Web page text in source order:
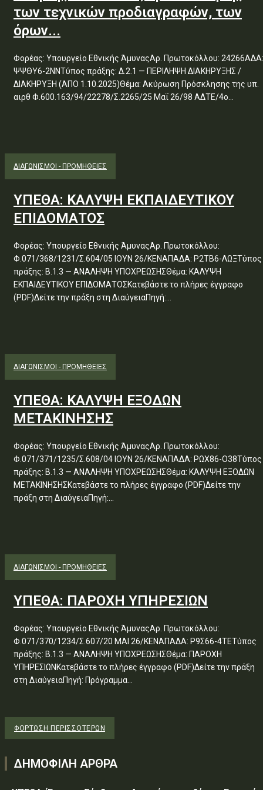
των τεχνικών προδιαγραφών, των
όρων...
Φορέας: Υπουργείο Εθνικής ΆμυναςΑρ. Πρωτοκόλλου: 24266ΑΔΑ:
ΨΨΘΥ6-2ΝΝΤύπος πράξης: Δ.2.1 — ΠΕΡΙΛΗΨΗ ΔΙΑΚΗΡΥΞΗΣ /
ΔΙΑΚΗΡΥΞΗ (ΑΠΟ 1.10.2025)Θέμα: Ακύρωση Πρόσκλησης της υπ.
αιρθ Φ.600.163/94/22278/Σ.2265/25 Μαΐ 26/98 ΑΔΤΕ/4ο...
ΔΙΑΓΩΝΙΣΜΟΊ - ΠΡΟΜΉΘΕΙΕΣ
ΥΠΕΘΑ: ΚΑΛΥΨΗ ΕΚΠΑΙΔΕΥΤΙΚΟΥ
ΕΠΙΔΟΜΑΤΟΣ
Φορέας: Υπουργείο Εθνικής ΆμυναςΑρ. Πρωτοκόλλου:
Φ.071/368/1231/Σ.604/05 ΙΟΥΝ 26/ΚΕΝΑΠΑΔΑ: Ρ2ΤΒ6-ΛΩΞΤύπος
πράξης: Β.1.3 — ΑΝΑΛΗΨΗ ΥΠΟΧΡΕΩΣΗΣΘέμα: ΚΑΛΥΨΗ
ΕΚΠΑΙΔΕΥΤΙΚΟΥ ΕΠΙΔΟΜΑΤΟΣΚατεβάστε το πλήρες έγγραφο
(PDF)Δείτε την πράξη στη ΔιαύγειαΠηγή:...
ΔΙΑΓΩΝΙΣΜΟΊ - ΠΡΟΜΉΘΕΙΕΣ
ΥΠΕΘΑ: ΚΑΛΥΨΗ ΕΞΟΔΩΝ
ΜΕΤΑΚΙΝΗΣΗΣ
Φορέας: Υπουργείο Εθνικής ΆμυναςΑρ. Πρωτοκόλλου:
Φ.071/371/1235/Σ.608/04 ΙΟΥΝ 26/ΚΕΝΑΠΑΔΑ: ΡΩΧ86-Ο38Τύπος
πράξης: Β.1.3 — ΑΝΑΛΗΨΗ ΥΠΟΧΡΕΩΣΗΣΘέμα: ΚΑΛΥΨΗ ΕΞΟΔΩΝ
ΜΕΤΑΚΙΝΗΣΗΣΚατεβάστε το πλήρες έγγραφο (PDF)Δείτε την
πράξη στη ΔιαύγειαΠηγή:...
ΔΙΑΓΩΝΙΣΜΟΊ - ΠΡΟΜΉΘΕΙΕΣ
ΥΠΕΘΑ: ΠΑΡΟΧΗ ΥΠΗΡΕΣΙΩΝ
Φορέας: Υπουργείο Εθνικής ΆμυναςΑρ. Πρωτοκόλλου:
Φ.071/370/1234/Σ.607/20 ΜΑΙ 26/ΚΕΝΑΠΑΔΑ: Ρ9Σ66-4ΤΕΤύπος
πράξης: Β.1.3 — ΑΝΑΛΗΨΗ ΥΠΟΧΡΕΩΣΗΣΘέμα: ΠΑΡΟΧΗ
ΥΠΗΡΕΣΙΩΝΚατεβάστε το πλήρες έγγραφο (PDF)Δείτε την πράξη
στη ΔιαύγειαΠηγή: Πρόγραμμα...
ΦΌΡΤΩΣΗ ΠΕΡΙΣΣΟΤΈΡΩΝ
ΔΗΜΟΦΙΛΗ ΑΡΘΡΑ